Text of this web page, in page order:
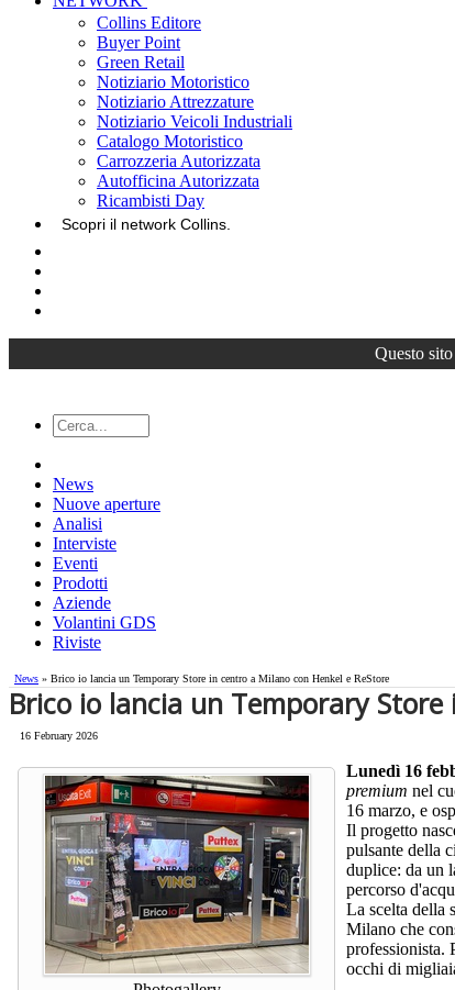
Collins Editore
Buyer Point
Green Retail
Notiziario Motoristico
Notiziario Attrezzature
Notiziario Veicoli Industriali
Catalogo Motoristico
Carrozzeria Autorizzata
Autofficina Autorizzata
Ricambisti Day
Scopri il network Collins.
Questo
News
Nuove aperture
Analisi
Interviste
Eventi
Prodotti
Aziende
Volantini GDS
Riviste
News » Brico io lancia un Temporary Store in centro a Milano con Henkel e ReStore
Brico io lancia un Temporary
16 February 2026
Lunedì 16
premium nel
16 marzo, e
Il progetto
pulsante della
duplice: da un
percorso
La scelta della
Milano che
professionista.
occhi di